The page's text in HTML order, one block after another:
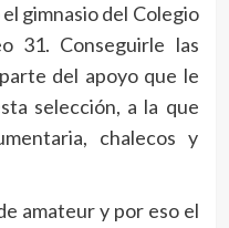
gimnasio del Colegio
31. Conseguirle las
del apoyo que le
selección, a la que
chalecos y
amateur y por eso el